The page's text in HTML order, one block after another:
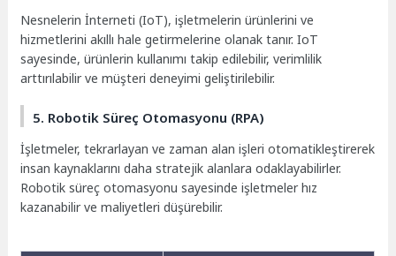
Nesnelerin İnterneti (IoT), işletmelerin ürünlerini ve
hizmetlerini akıllı hale getirmelerine olanak tanır. IoT
sayesinde, ürünlerin kullanımı takip edilebilir, verimlilik
arttırılabilir ve müşteri deneyimi geliştirilebilir.
5. Robotik Süreç Otomasyonu (RPA)
İşletmeler, tekrarlayan ve zaman alan işleri otomatikleştirerek
insan kaynaklarını daha stratejik alanlara odaklayabilirler.
Robotik süreç otomasyonu sayesinde işletmeler hız
kazanabilir ve maliyetleri düşürebilir.